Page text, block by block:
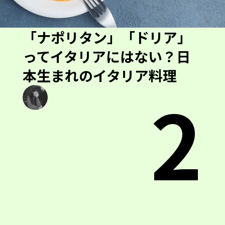
「ナポリタン」「ドリア」
ってイタリアにはない？日
本生まれのイタリア料理
2